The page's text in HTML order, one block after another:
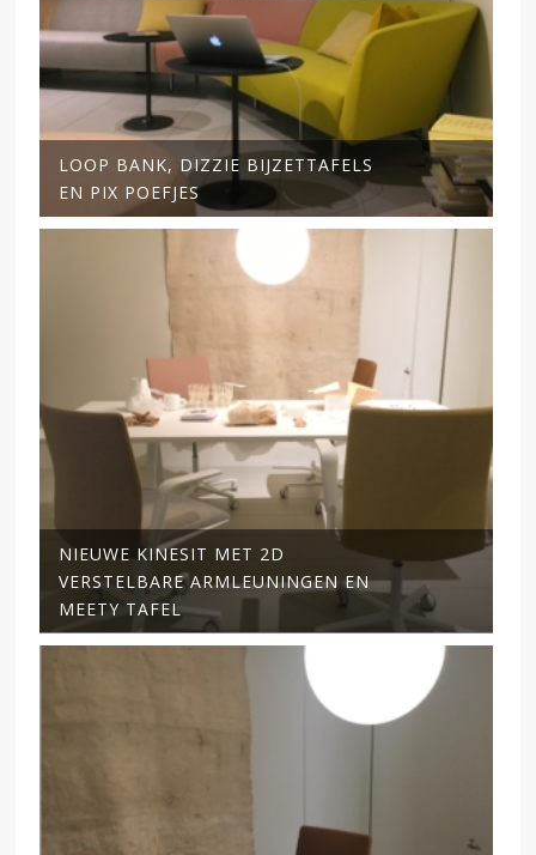
LOOP BANK, DIZZIE BIJZETTAFELS
EN PIX POEFJES
NIEUWE KINESIT MET 2D
VERSTELBARE ARMLEUNINGEN EN
MEETY TAFEL